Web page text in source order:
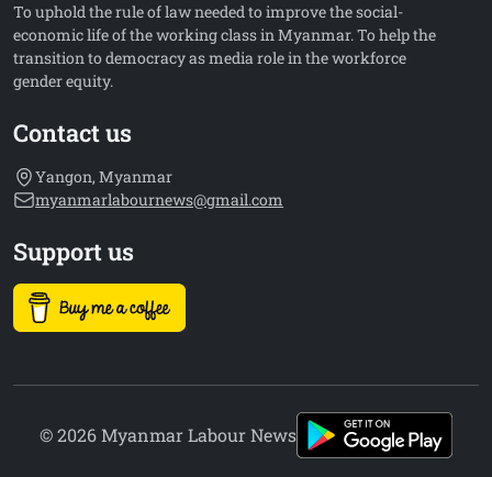
To uphold the rule of law needed to improve the social-
economic life of the working class in Myanmar. To help the
transition to democracy as media role in the workforce
gender equity.
Contact us
Yangon, Myanmar
myanmarlabournews@gmail.com
Support us
© 2026 Myanmar Labour News